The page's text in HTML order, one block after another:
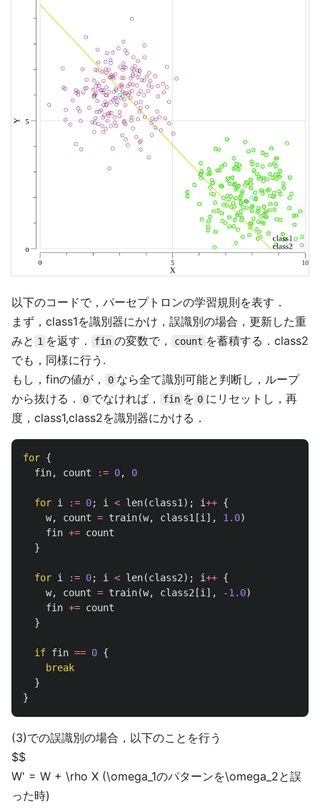
以下のコードで，パーセプトロンの学習規則を表す．
まず，class1を識別器にかけ，誤識別の場合，更新した重
みと 1 を返す． fin の変数で， count を蓄積する．class2
でも，同様に行う.
もし，finの値が，
0 なら全て識別可能と判断し，ループ
から抜ける．
0 でなければ， fin を 0 にリセットし，再
度，class1,class2を識別器にかける．
for {
fin, count := 0, 0
for i := 0; i < len(class1 ); i++ {
w, count = train(w, class1 [i ], 1.0)
fin += count
}
for i := 0; i < len(class2); i++ {
w, count = train(w, class2 [i ], -1.0)
fin += count
}
if fin == 0 {
break
}
}
(3)での誤識別の場合，以下のことを行う
$$
W' = W + \rho X (\omega_1のパターンを\omega_2と誤
った時)